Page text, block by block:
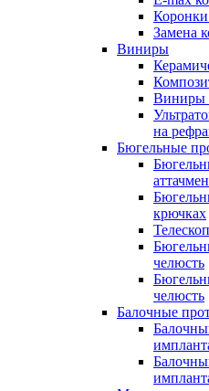
Замена
Виниры
Виниры
на
Бюгельные
крючках
челюсть
челюсть
Балочные